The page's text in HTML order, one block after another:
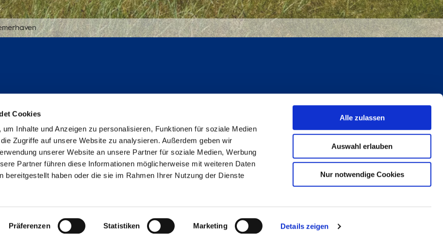
Cookies
Inhalte und Anzeigen zu personalisieren, Funktionen für soziale Medien
Zugriffe auf unsere Website zu analysieren. Außerdem geben wir
unserer Website an unsere Partner für soziale Medien, Werbung
Partner führen diese Informationen möglicherweise mit weiteren Daten
bereitgestellt haben oder die sie im Rahmen Ihrer Nutzung der Dienste
Präferenzen Statistiken Marketing Details zeigen
Alle zulassen
Auswahl erlauben
Nur notwendige Cookies
Studienpat:innen Instagram
TikTok
YouTube
Facebook
LinkedIn
Metabar